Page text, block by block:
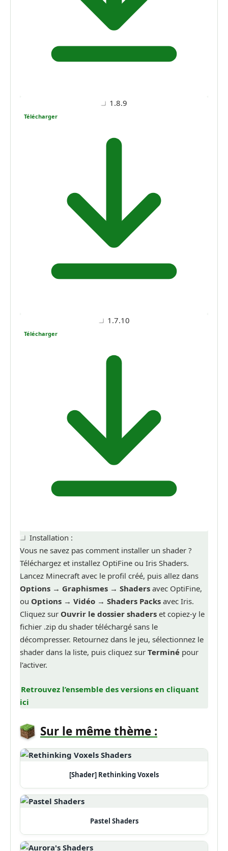
1.8.9
Télécharger
1.7.10
Télécharger
Installation :
Vous ne savez pas comment installer un shader ?
Téléchargez et installez OptiFine ou Iris Shaders.
Lancez Minecraft avec le profil créé, puis allez dans
Options → Graphismes → Shaders avec OptiFine,
ou Options → Vidéo → Shaders Packs avec Iris.
Cliquez sur Ouvrir le dossier shaders et copiez-y le
fichier .zip du shader téléchargé sans le
décompresser. Retournez dans le jeu, sélectionnez le
shader dans la liste, puis cliquez sur Terminé pour
l’activer.
Retrouvez l’ensemble des versions en cliquant
ici
Sur le même thème :
[Shader] Rethinking Voxels
Pastel Shaders